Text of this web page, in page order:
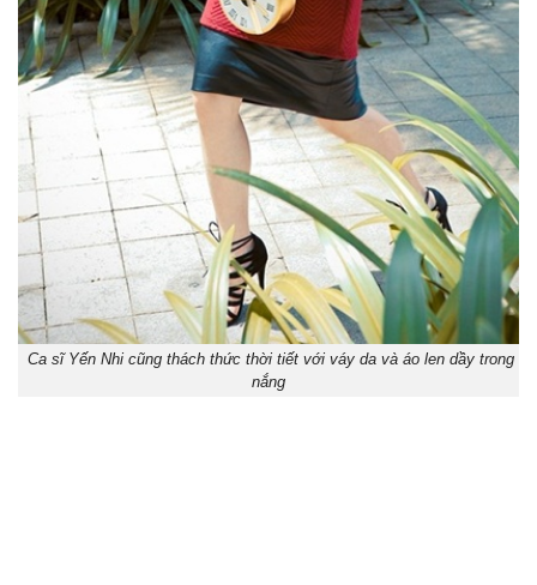
Ca sĩ Yến Nhi cũng thách thức thời tiết với váy da và áo len dầy trong
nắng